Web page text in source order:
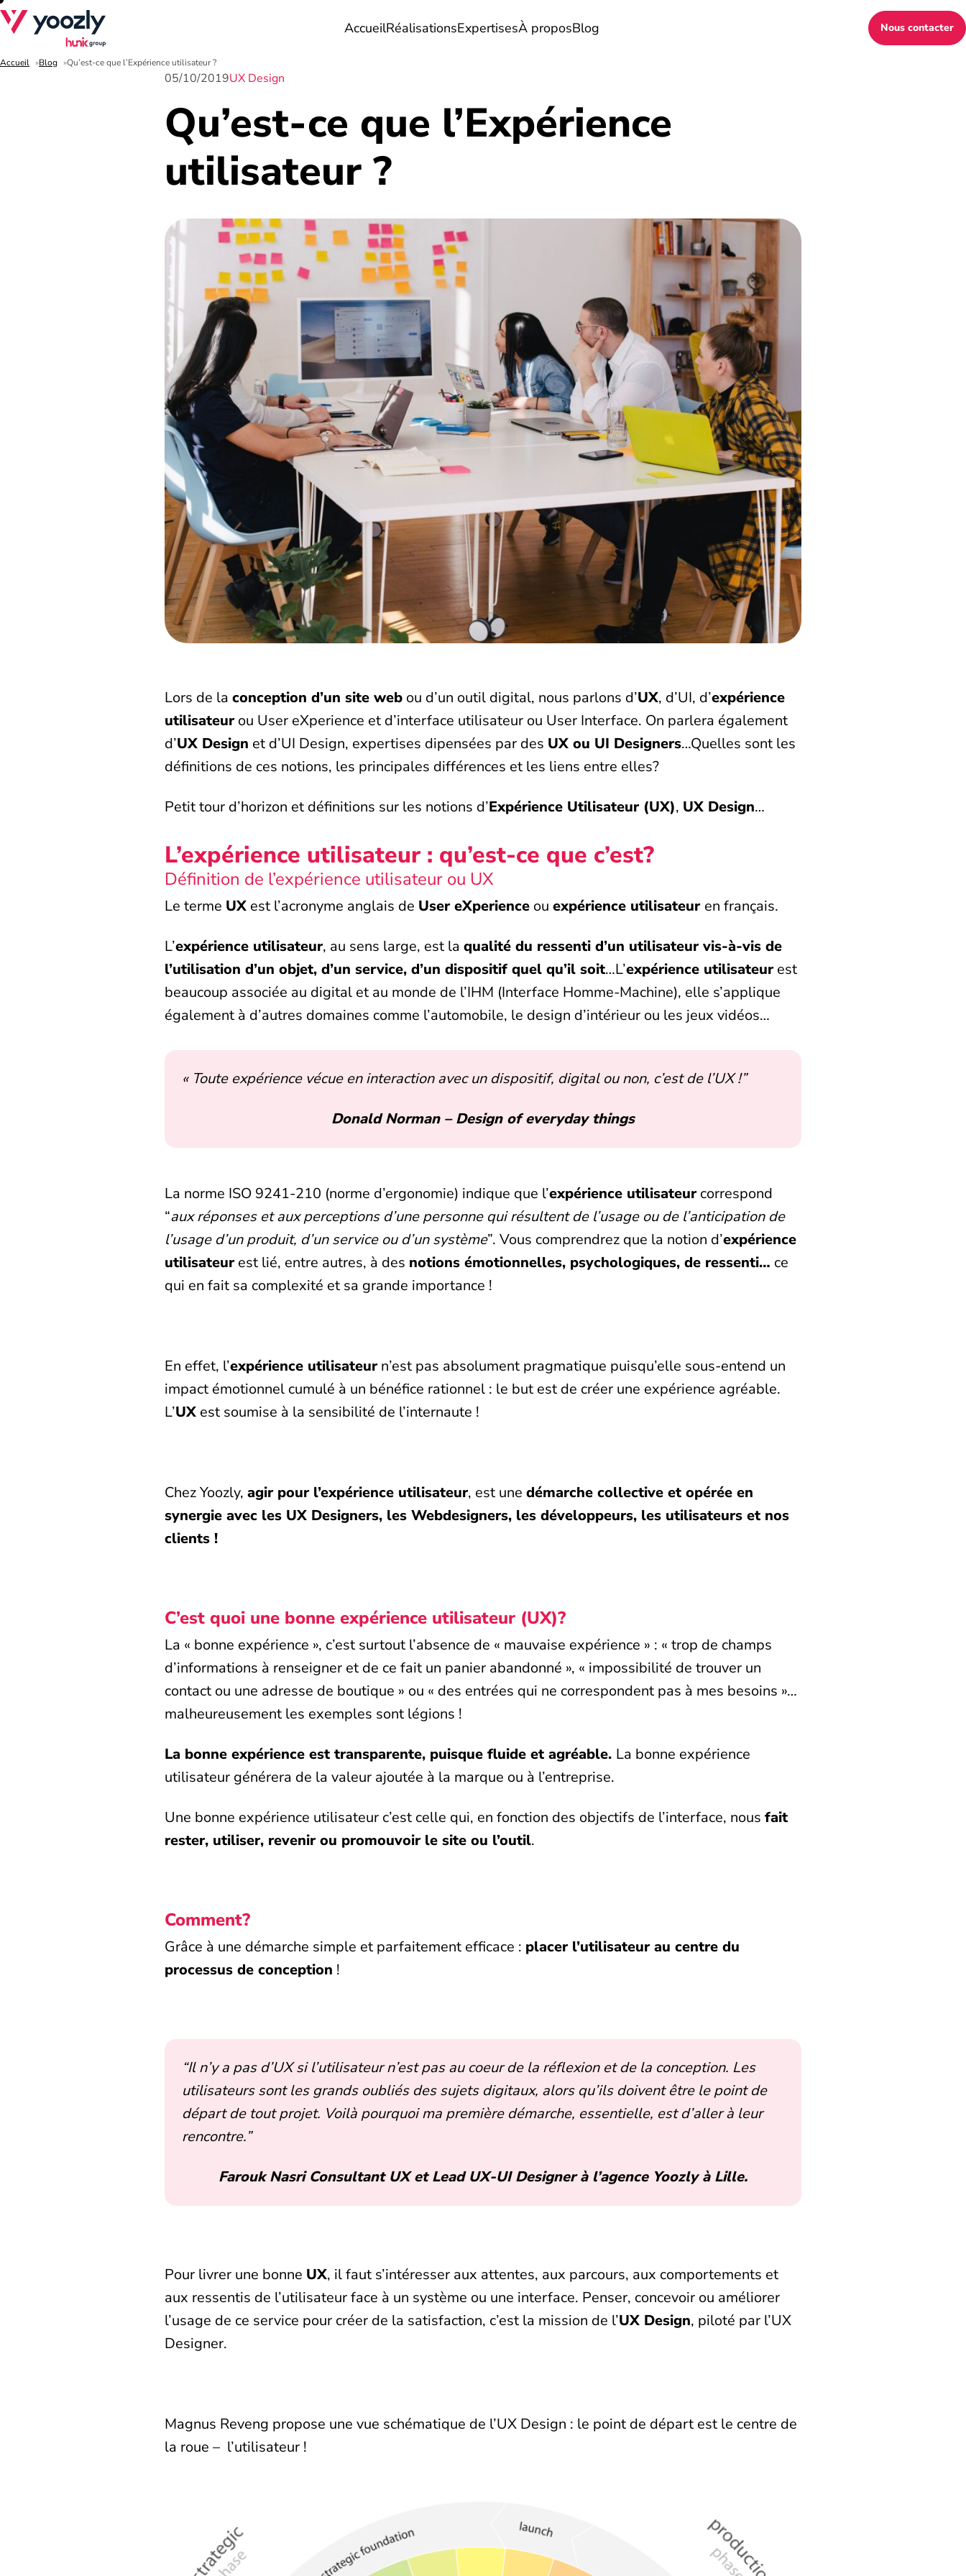
AccueilRéalisationsExpertisesÀ proposBlog Nous contacter
Accueil Blog Qu’est-ce que l’Expérience utilisateur ?
05/10/2019UX Design
Qu’est-ce que l’Expérience
utilisateur ?
Lors de laconception d’un site web ou d’un outil digital, nous parlons d’UX, d’UI, d’expérience
utilisateurou User eXperience et d’interface utilisateur ou User Interface. On parlera également
d’UX Design et d’UI Design, expertises dipensées par des UX ou UI Designers…Quelles sont les
définitions de ces notions, les principales différences et les liens entre elles?
Petit tour d’horizon et définitions sur les notions d’Expérience Utilisateur (UX), UX Design…
L’expérience utilisateur : qu’est-ce que c’est?
Définition de l’expérience utilisateur ou UX
Le terme UX est l’acronyme anglais de User eXperience ouexpérience utilisateur en français.
L’expérience utilisateur, au sens large, est laqualité du ressenti d’un utilisateur vis-à-vis de
l’utilisation d’un objet, d’un service, d’un dispositif quel qu’il soit…L’expérience utilisateurest
beaucoup associée au digital et au monde de l’IHM (Interface Homme-Machine), elle s’applique
également à d’autres domaines comme l’automobile, le design d’intérieur ou les jeux vidéos…
« Toute expérience vécue en interaction avec un dispositif, digital ou non, c’est de l’UX !”
Donald Norman – Design of everyday things
La norme ISO 9241-210 (norme d’ergonomie) indique que l’expérience utilisateurcorrespond
“aux réponses et aux perceptions d’une personne qui résultent de l’usage ou de l’anticipation de
l’usage d’un produit, d’un service ou d’un système”. Vous comprendrez que la notion d’expérience
utilisateurest lié, entre autres, à des notions émotionnelles, psychologiques, de ressenti… ce
qui en fait sa complexité et sa grande importance !
En effet, l’expérience utilisateurn’est pas absolument pragmatique puisqu’elle sous-entend un
impact émotionnel cumulé à un bénéfice rationnel : le but est de créer une expérience agréable.
L’UX est soumise à la sensibilité de l’internaute !
Chez Yoozly,agir pour l’expérience utilisateur, est unedémarche collective et opérée en
synergie avec les UX Designers, les Webdesigners, les développeurs, les utilisateurs et nos
clients !
C’est quoi une bonne expérience utilisateur (UX)?
La « bonne expérience », c’est surtout l’absence de « mauvaise expérience » : « trop de champs
d’informations à renseigner et de ce fait un panier abandonné », « impossibilité de trouver un
contact ou une adresse de boutique » ou « des entrées qui ne correspondent pas à mes besoins »…
malheureusement les exemples sont légions !
La bonne expérience est transparente, puisque fluide et agréable. La bonne expérience
utilisateur générera de la valeur ajoutée à la marque ou à l’entreprise.
Une bonne expérience utilisateur c’est celle qui, en fonction des objectifs de l’interface, nousfait
rester, utiliser, revenir ou promouvoir le site ou l’outil.
Comment?
Grâce à une démarche simple et parfaitement efficace : placer l’utilisateur au centre du
processus de conception !
“Il n’y a pas d’UX si l’utilisateur n’est pas au coeur de la réflexion et de la conception. Les
utilisateurs sont les grands oubliés des sujets digitaux, alors qu’ils doivent être le point de
départ de tout projet. Voilà pourquoi ma première démarche, essentielle, est d’aller à leur
rencontre.”
Farouk Nasri Consultant UX et Lead UX-UI Designer à l’agence Yoozly à Lille.
Pour livrer une bonne UX, il faut s’intéresser aux attentes, aux parcours, aux comportements et
aux ressentis de l’utilisateur face à un système ou une interface. Penser, concevoir ou améliorer
l’usage de ce service pour créer de la satisfaction, c’est la mission de l’UX Design, piloté par l’UX
Designer.
Magnus Reveng propose une vue schématique de l’UX Design : le point de départ est le centre de
la roue – l’utilisateur !